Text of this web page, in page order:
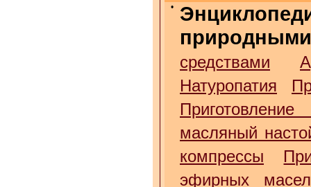
•
средствами
Натуропатия
масляный
компрессы
эфирных